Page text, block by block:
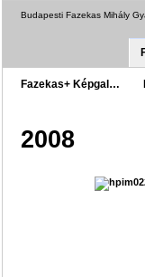
Budapesti Fazekas Mihály
Fazekas+ Képgal…
2008